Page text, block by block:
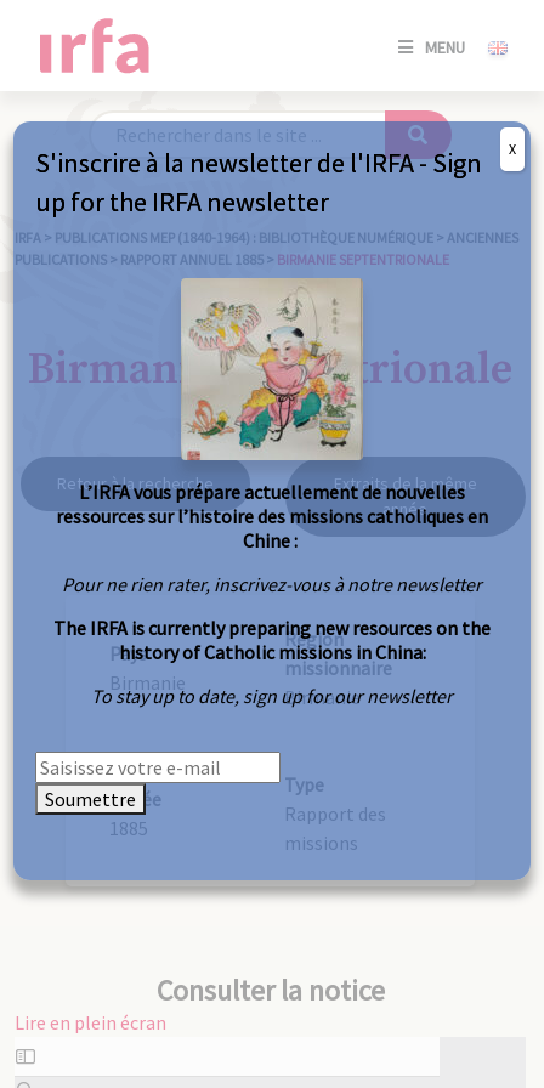
MENU
SE
/
IRFA > PUBLICATIONS MEP (1840-1964) : BIBLIOTHÈQUE NUMÉRIQUE > ANCIENNES
PUBLICATIONS > RAPPORT ANNUEL 1885 > BIRMANIE SEPTENTRIONALE
Birmanie septentrionale
Retour à la recherche
Extraits de la même
année
Pays
Birmanie
Région
missionnaire
Birmanie
Année
1885
Type
Rapport des
missions
Consulter la notice
Lire en plein écran
Aller
au
S'inscrire à la newsletter de l'IRFA - Sign
up for the IRFA newsletter
L’IRFA vous prépare actuellement de nouvelles
ressources sur l’histoire des missions catholiques en
Chine :
Pour ne rien rater, inscrivez-vous à notre newsletter
The IRFA is currently preparing new resources on the
history of Catholic missions in China:
To stay up to date, sign up for our newsletter
Soumettre
X